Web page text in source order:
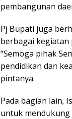
pembangunan
Pj Bupati juga
berbagai kegiatan
“Semoga pihak
pendidikan dan
pintanya.
Pada bagian lain,
untuk mendukung